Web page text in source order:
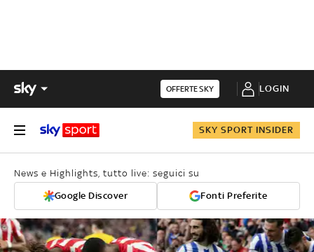
OFFERTE SKY LOGIN
SKY SPORT INSIDER
News e Highlights, tutto live: seguici su
Google Discover Fonti Preferite